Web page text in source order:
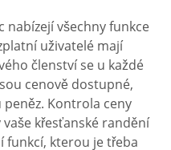
nabízejí všechny funkce
uživatelé mají
členství se u každé
cenově dostupné,
Kontrola ceny
křesťanské randění
funkcí, kterou je třeba